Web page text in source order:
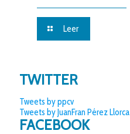
Leer
TWITTER
Tweets by ppcv
Tweets by JuanFran Pérez Llorca
FACEBOOK